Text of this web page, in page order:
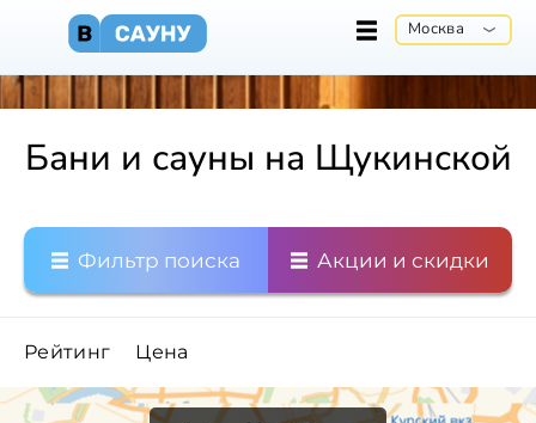
Москва
Бани и сауны на Щукинской
Фильтр поиска Акции и скидки
Рейтинг Цена